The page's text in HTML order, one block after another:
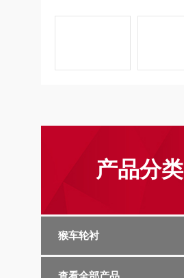
产品分类
猴车轮衬
查看全部产品